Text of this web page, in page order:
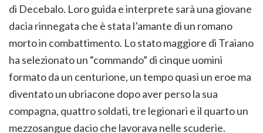
di Decebalo. Loro guida e interprete sarà una giovane
dacia rinnegata che è stata l’amante di un romano
morto in combattimento. Lo stato maggiore di Traiano
ha selezionato un “commando” di cinque uomini
formato da un centurione, un tempo quasi un eroe ma
diventato un ubriacone dopo aver perso la sua
compagna, quattro soldati, tre legionari e il quarto un
mezzosangue dacio che lavorava nelle scuderie.